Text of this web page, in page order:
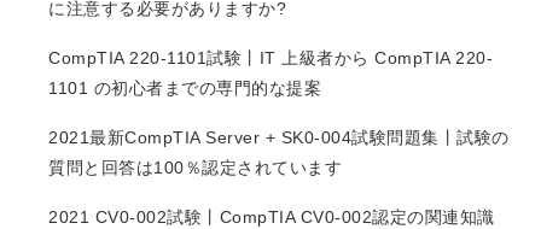
に注意する必要がありますか?
CompTIA 220-1101試験丨IT 上級者から CompTIA 220-
1101 の初心者までの専門的な提案
2021最新CompTIA Server + SK0-004試験問題集丨試験の
質問と回答は100％認定されています
2021 CV0-002試験丨CompTIA CV0-002認定の関連知識